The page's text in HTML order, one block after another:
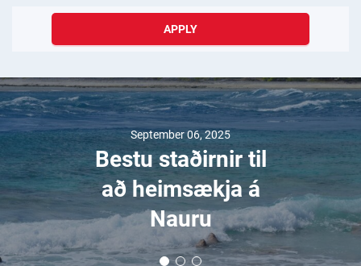
APPLY
September 06, 2025
Bestu staðirnir til
að heimsækja á
Nauru